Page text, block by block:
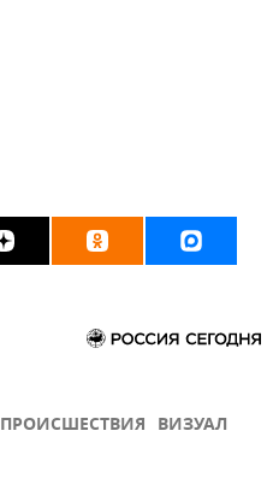
ПРОИСШЕСТВИЯ ВИЗУАЛ